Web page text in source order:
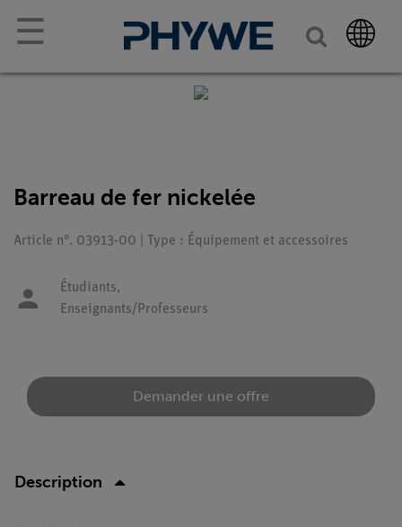
☰
Barreau de fer nickelée
Article n°. 03913-00 | Type : Équipement et accessoires
Étudiants,
Enseignants/Professeurs
Demander une offre
Description